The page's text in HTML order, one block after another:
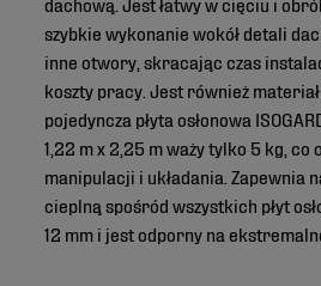
szybkie wykonanie wokół detali
inne otwory, skracając czas
koszty pracy. Jest również
pojedyncza płyta osłonowa
1,22 m x 2,25 m waży tylko 5 kg, co
manipulacji i układania. Zapewnia
cieplną spośród wszystkich płyt
12 mm i jest odporny na